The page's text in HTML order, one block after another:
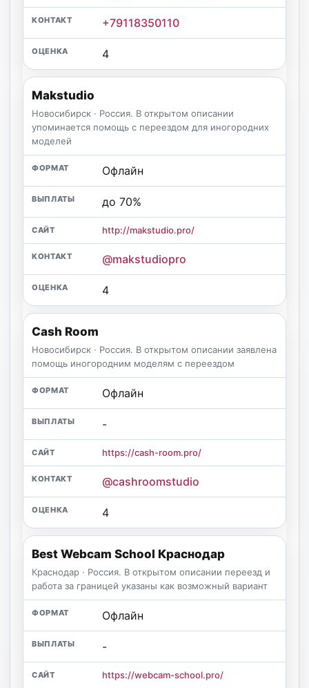
+79118350110
4
Makstudio
Новосибирск · Россия. В открытом описании
упоминается помощь с переездом для иногородних
моделей
Офлайн
до 70%
http://makstudio.pro/
@makstudiopro
4
Cash Room
Новосибирск · Россия. В открытом описании заявлена
помощь иногородним моделям с переездом
Офлайн
-
https://cash-room.pro/
@cashroomstudio
4
Best Webcam School Краснодар
Краснодар · Россия. В открытом описании переезд и
работа за границей указаны как возможный вариант
Офлайн
-
https://webcam-school.pro/